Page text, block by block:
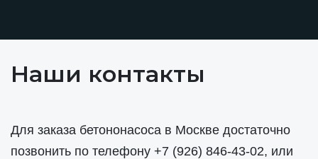
Наши контакты
Для заказа бетононасоса в Москве достаточно
позвонить по телефону +7 (926) 846-43-02, или